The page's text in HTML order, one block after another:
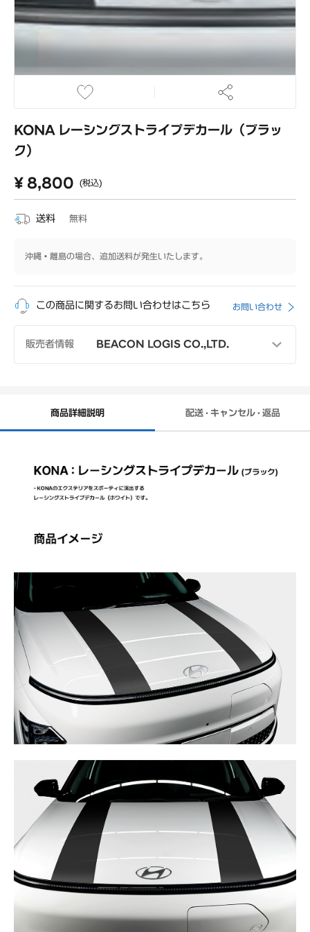
KONA レーシングストライプデカール（ブラッ
ク）
¥ 8,800 (税込)
送料 無料
沖縄・離島の場合、追加送料が発生いたします。
この商品に関するお問い合わせはこちら お問い合わせ
販売者情報
BEACON LOGIS CO.,LTD.
(休憩 12:00-13:00)
商品詳細説明 配送 · キャンセル · 返品